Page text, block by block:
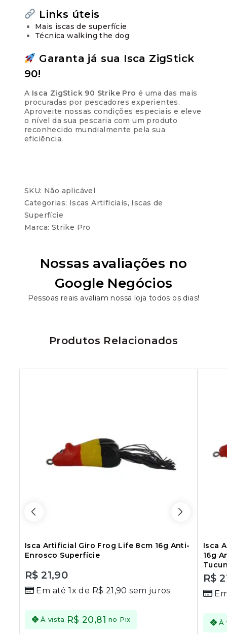
Links úteis
Mais iscas de superfície
Técnica walking the dog
Garanta já sua Isca ZigStick
90!
A Isca ZigStick 90 Strike Pro é uma das mais
procuradas por pescadores experientes.
Aproveite nossas condições especiais e eleve
o nível da sua pescaria com um produto
reconhecido mundialmente pela sua
eficiência.
SKU: Não aplicável
Categorias: Iscas Artificiais, Iscas de
Superfície
Marca: Strike Pro
Nossas avaliações no
Google Negócios
Pessoas reais avaliam nossa loja todos os dias!
Produtos Relacionados
Isca Artificial Giro Frog Life 8cm 16g Anti-
Enrosco Superfície
out
5
R$21,90
Em até 1x de R$ 21,90 sem juros
À vista R$20,81 no Pix
Isca
16g
out
5
R$
À